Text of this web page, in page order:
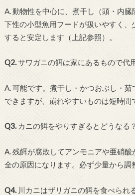
A. 動物性を中心に、煮干し（頭・内
下性の小型魚用フードが扱いやすく、
すると安定します（上記参照）。
Q2.サワガニの餌は家にあるもので代
A. 可能です。煮干し・かつおぶし・
できますが、崩れやすいものは短時間
Q3.カニの餌をやりすぎるとどうなる？
A. 残餌が腐敗してアンモニアや亜硝
全の原因になります。必ず少量から調
Q4.川カニはザリガニの餌を食べられ